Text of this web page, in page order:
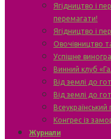
Ягідництво і
перемагати!
Ягідництво і
Овочівництво
Успішне
Винний клуб
Від землі до
Від землі до
Конгрес із
Журнали